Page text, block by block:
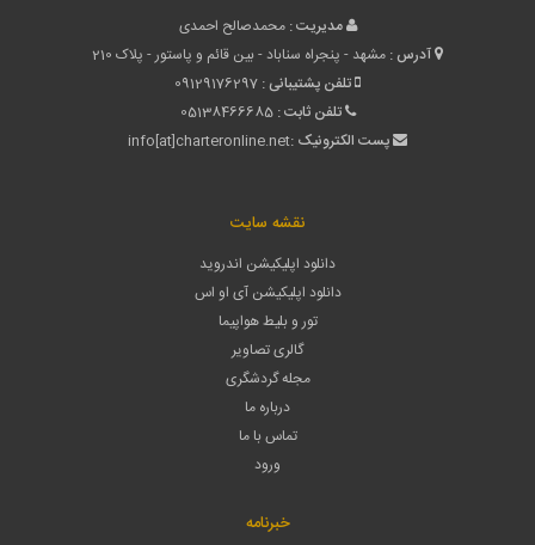
مدیریت : محمدصالح احمدی
آدرس : مشهد - پنجراه سناباد - بین قائم و پاستور - پلاک 210
تلفن پشتیبانی : 09129176297
تلفن ثابت : 05138466685
پست الکترونیک :info[at]charteronline.net
نقشه سایت
دانلود اپلیکیشن اندروید
دانلود اپلیکیشن آی او اس
تور و بلیط هواپیما
گالری تصاویر
مجله گردشگری
درباره ما
تماس با ما
ورود
خبرنامه